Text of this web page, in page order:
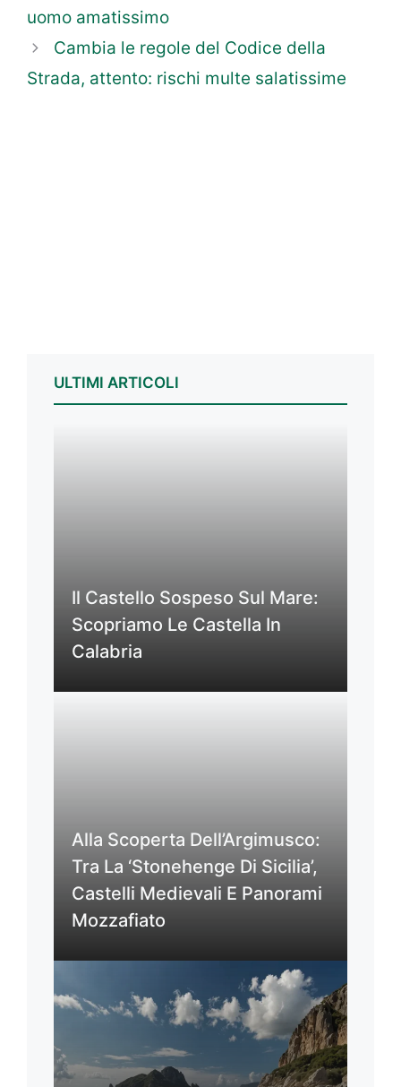
uomo amatissimo
Cambia le regole del Codice della
Strada, attento: rischi multe salatissime
ULTIMI ARTICOLI
Il Castello Sospeso Sul Mare:
Scopriamo Le Castella In
Calabria
Alla Scoperta Dell’Argimusco:
Tra La ‘Stonehenge Di Sicilia’,
Castelli Medievali E Panorami
Mozzafiato